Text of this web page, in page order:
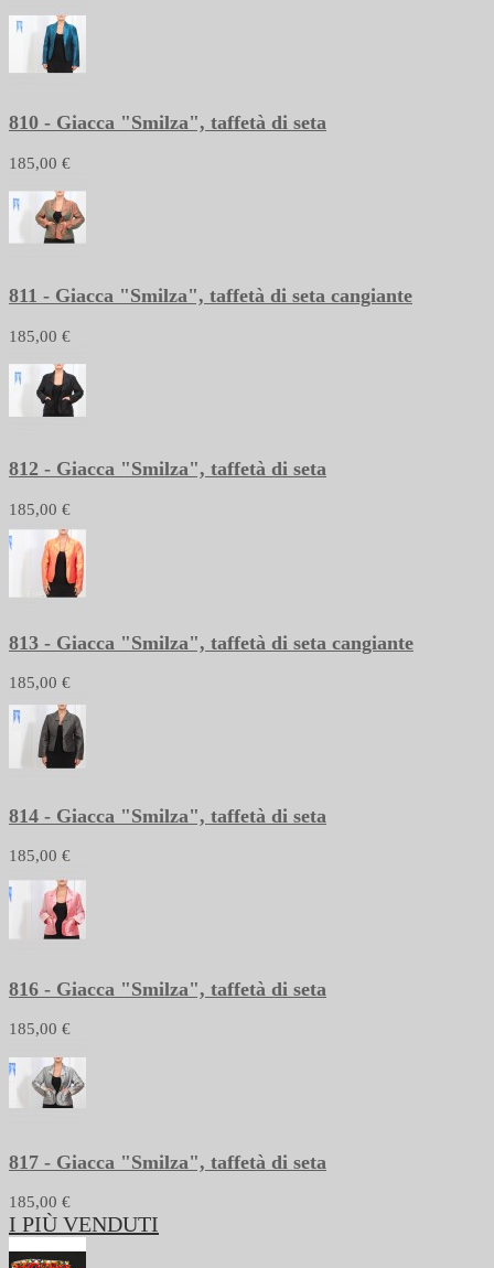
810 - Giacca "Smilza", taffetà di seta
185,00 €
811 - Giacca "Smilza", taffetà di seta cangiante
185,00 €
812 - Giacca "Smilza", taffetà di seta
185,00 €
813 - Giacca "Smilza", taffetà di seta cangiante
185,00 €
814 - Giacca "Smilza", taffetà di seta
185,00 €
816 - Giacca "Smilza", taffetà di seta
185,00 €
817 - Giacca "Smilza", taffetà di seta
185,00 €
I PIÙ VENDUTI